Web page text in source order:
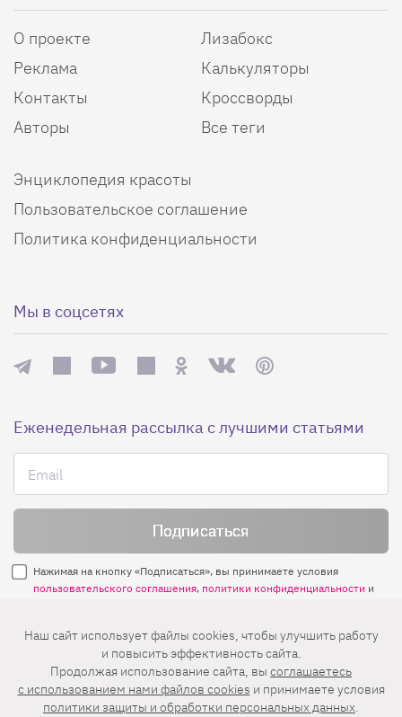
О проекте
Реклама
Контакты
Авторы
Лизабокс
Калькуляторы
Кроссворды
Все теги
Энциклопедия красоты
Пользовательское соглашение
Политика конфиденциальности
Мы в соцсетях
Еженедельная рассылка с лучшими статьями
Нажимая на кнопку «Подписаться», вы принимаете условия
пользовательского соглашения, политики конфиденциальности и
Нашли ошибку? Выделите ее и нажмите
Ctrl+Enter
Наш сайт использует файлы cookies, чтобы улучшить работу
и повысить эффективность сайта.
Продолжая использование сайта, вы соглашаетесь
c использованием нами файлов cookies и принимаете условия
политики защиты и обработки персональных данных.